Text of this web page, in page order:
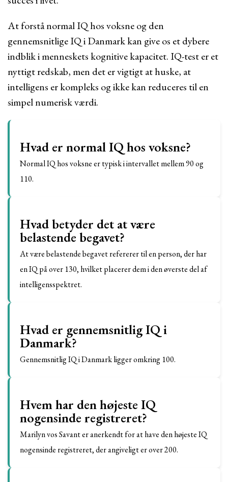
At forstå normal IQ hos voksne og den
gennemsnitlige IQ i Danmark kan give os et dybere
indblik i menneskets kognitive kapacitet. IQ-test er et
nyttigt redskab, men det er vigtigt at huske, at
intelligens er kompleks og ikke kan reduceres til en
simpel numerisk værdi.
Hvad er normal IQ hos voksne?
Normal IQ hos voksne er typisk i intervallet mellem 90 og
110.
Hvad betyder det at være
belastende begavet?
At være belastende begavet refererer til en person, der har
en IQ på over 130, hvilket placerer dem i den øverste del af
intelligensspektret.
Hvad er gennemsnitlig IQ i
Danmark?
Gennemsnitlig IQ i Danmark ligger omkring 100.
Hvem har den højeste IQ
nogensinde registreret?
Marilyn vos Savant er anerkendt for at have den højeste IQ
nogensinde registreret, der angiveligt er over 200.